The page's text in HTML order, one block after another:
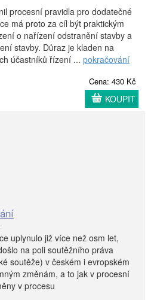
procesní pravidla pro dodatečné
má proto za cíl být praktickým
o nařízení odstranění stavby a
stavby. Důraz je kladen na
účastníků řízení ... pokračování
Cena: 430 Kč
KOUPIT
uplynulo již více než osm let,
na poli soutěžního práva
soutěže) v českém i evropském
změnám, a to jak v procesní
v procesu